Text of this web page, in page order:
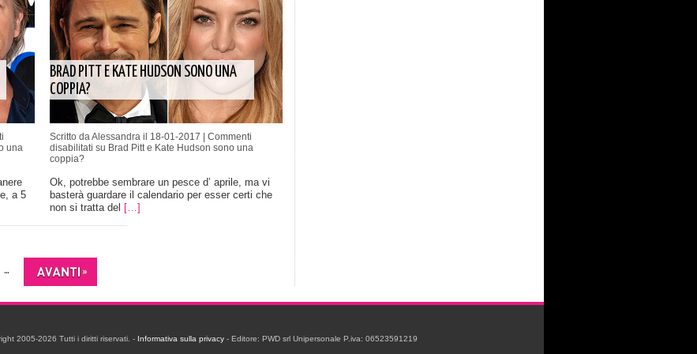
una
a 5
BRAD PITT E KATE HUDSON SONO UNA
COPPIA?
Scritto da Alessandra il 18-01-2017 | Commenti
disabilitati su Brad Pitt e Kate Hudson sono una
coppia?
Ok, potrebbe sembrare un pesce d’ aprile, ma vi
basterà guardare il calendario per esser certi che
non si tratta del […]
...
2005-2026 Tutti i diritti riservati. - Informativa sulla privacy- Editore: PWD srl Unipersonale P.iva: 06523591219